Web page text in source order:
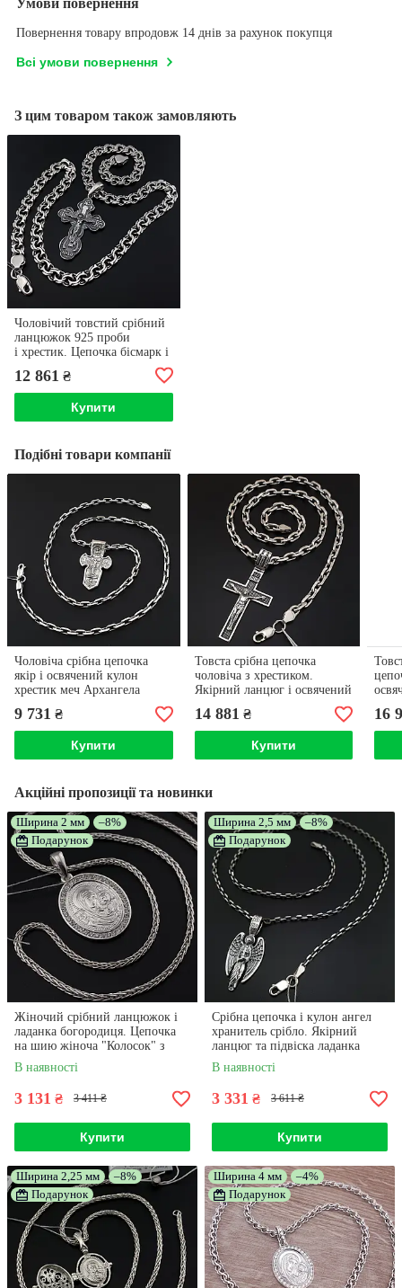
Умови повернення
Повернення товару впродовж 14 днів за рахунок покупця
Всі умови повернення
З цим товаром також замовляють
Чоловічий товстий срібний
ланцюжок 925 проби
і хрестик. Цепочка бісмарк і
12 861 ₴
Купити
Подібні товари компанії
Чоловіча срібна цепочка
якір і освячений кулон
хрестик меч Архангела
Довжина 55 см
9 731 ₴
Купити
Товста срібна цепочка
чоловіча з хрестиком.
Якірний ланцюг і освячений
Довжина 55 см
14 881 ₴
Купити
16
Акційні пропозиції та новинки
Ширина 2 мм
–8%
Подарунок
Жіночий срібний ланцюжок і
ладанка богородиця. Цепочка
на шию жіноча "Колосок" з
іконкою 50 см
В наявності
3 131 ₴ 3 411 ₴
Купити
Ширина 2,5 мм
–8%
Подарунок
Срібна цепочка і кулон ангел
хранитель срібло. Якірний
ланцюг та підвіска ладанка
Ангел Хранитель
В наявності
3 331 ₴ 3 611 ₴
Купити
Ширина 2,25 мм
–8%
Подарунок
Ширина 4 мм
–4%
Подарунок